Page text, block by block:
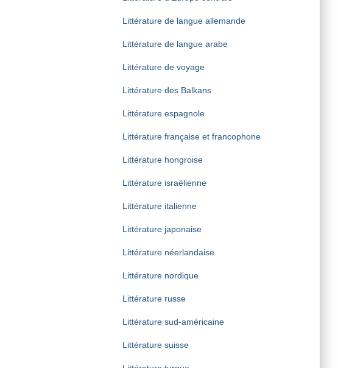
Littérature de langue allemande
Littérature de langue arabe
Littérature de voyage
Littérature des Balkans
Littérature espagnole
Littérature française et francophone
Littérature hongroise
Littérature israëlienne
Littérature italienne
Littérature japonaise
Littérature néerlandaise
Littérature nordique
Littérature russe
Littérature sud-américaine
Littérature suisse